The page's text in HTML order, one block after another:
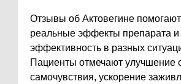
Отзывы об Актовегине
реальные эффекты препарата и
эффективность в разных
Пациенты отмечают улучшение
самочувствия, ускорение